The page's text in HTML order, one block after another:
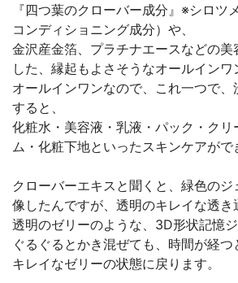
『四つ葉のクローバー成分』※シロツ
コンディショニング成分）や、
金沢産金箔、プラチナエースなどの美
した、縁起もよさそうなオールインワ
オールインワンなので、これ一つで
すると、
化粧水・美容液・乳液・パック・クリ
ム・化粧下地といったスキンケアがで
クローバーエキスと聞くと、緑色の
像したんですが、透明のキレイな透き
透明のゼリーのような、3D形状記憶ジ
ぐるぐるとかき混ぜても、時間が経
キレイなゼリーの状態に戻ります。